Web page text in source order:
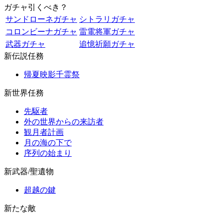
ガチャ引くべき？
サンドローネガチャ シトラリガチャ
コロンビーナガチャ 雷電将軍ガチャ
武器ガチャ
追憶祈願ガチャ
新伝説任務
帰夏映影千霊祭
新世界任務
先駆者
外の世界からの来訪者
観月者計画
月の海の下で
序列の始まり
新武器/聖遺物
超越の鍵
新たな敵